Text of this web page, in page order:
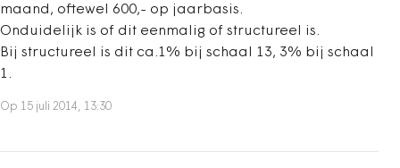
maand, oftewel 600,- op jaarbasis.
Onduidelijk is of dit eenmalig of structureel is.
Bij structureel is dit ca.1% bij schaal 13, 3% bij schaal
1.
Op 15 juli 2014, 13:30